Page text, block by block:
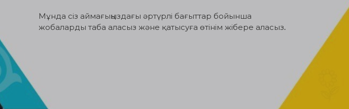
Мұнда сіз аймағыңыздағы әртүрлі бағыттар бойынша
жобаларды таба аласыз және қатысуға өтінім жібере аласыз.